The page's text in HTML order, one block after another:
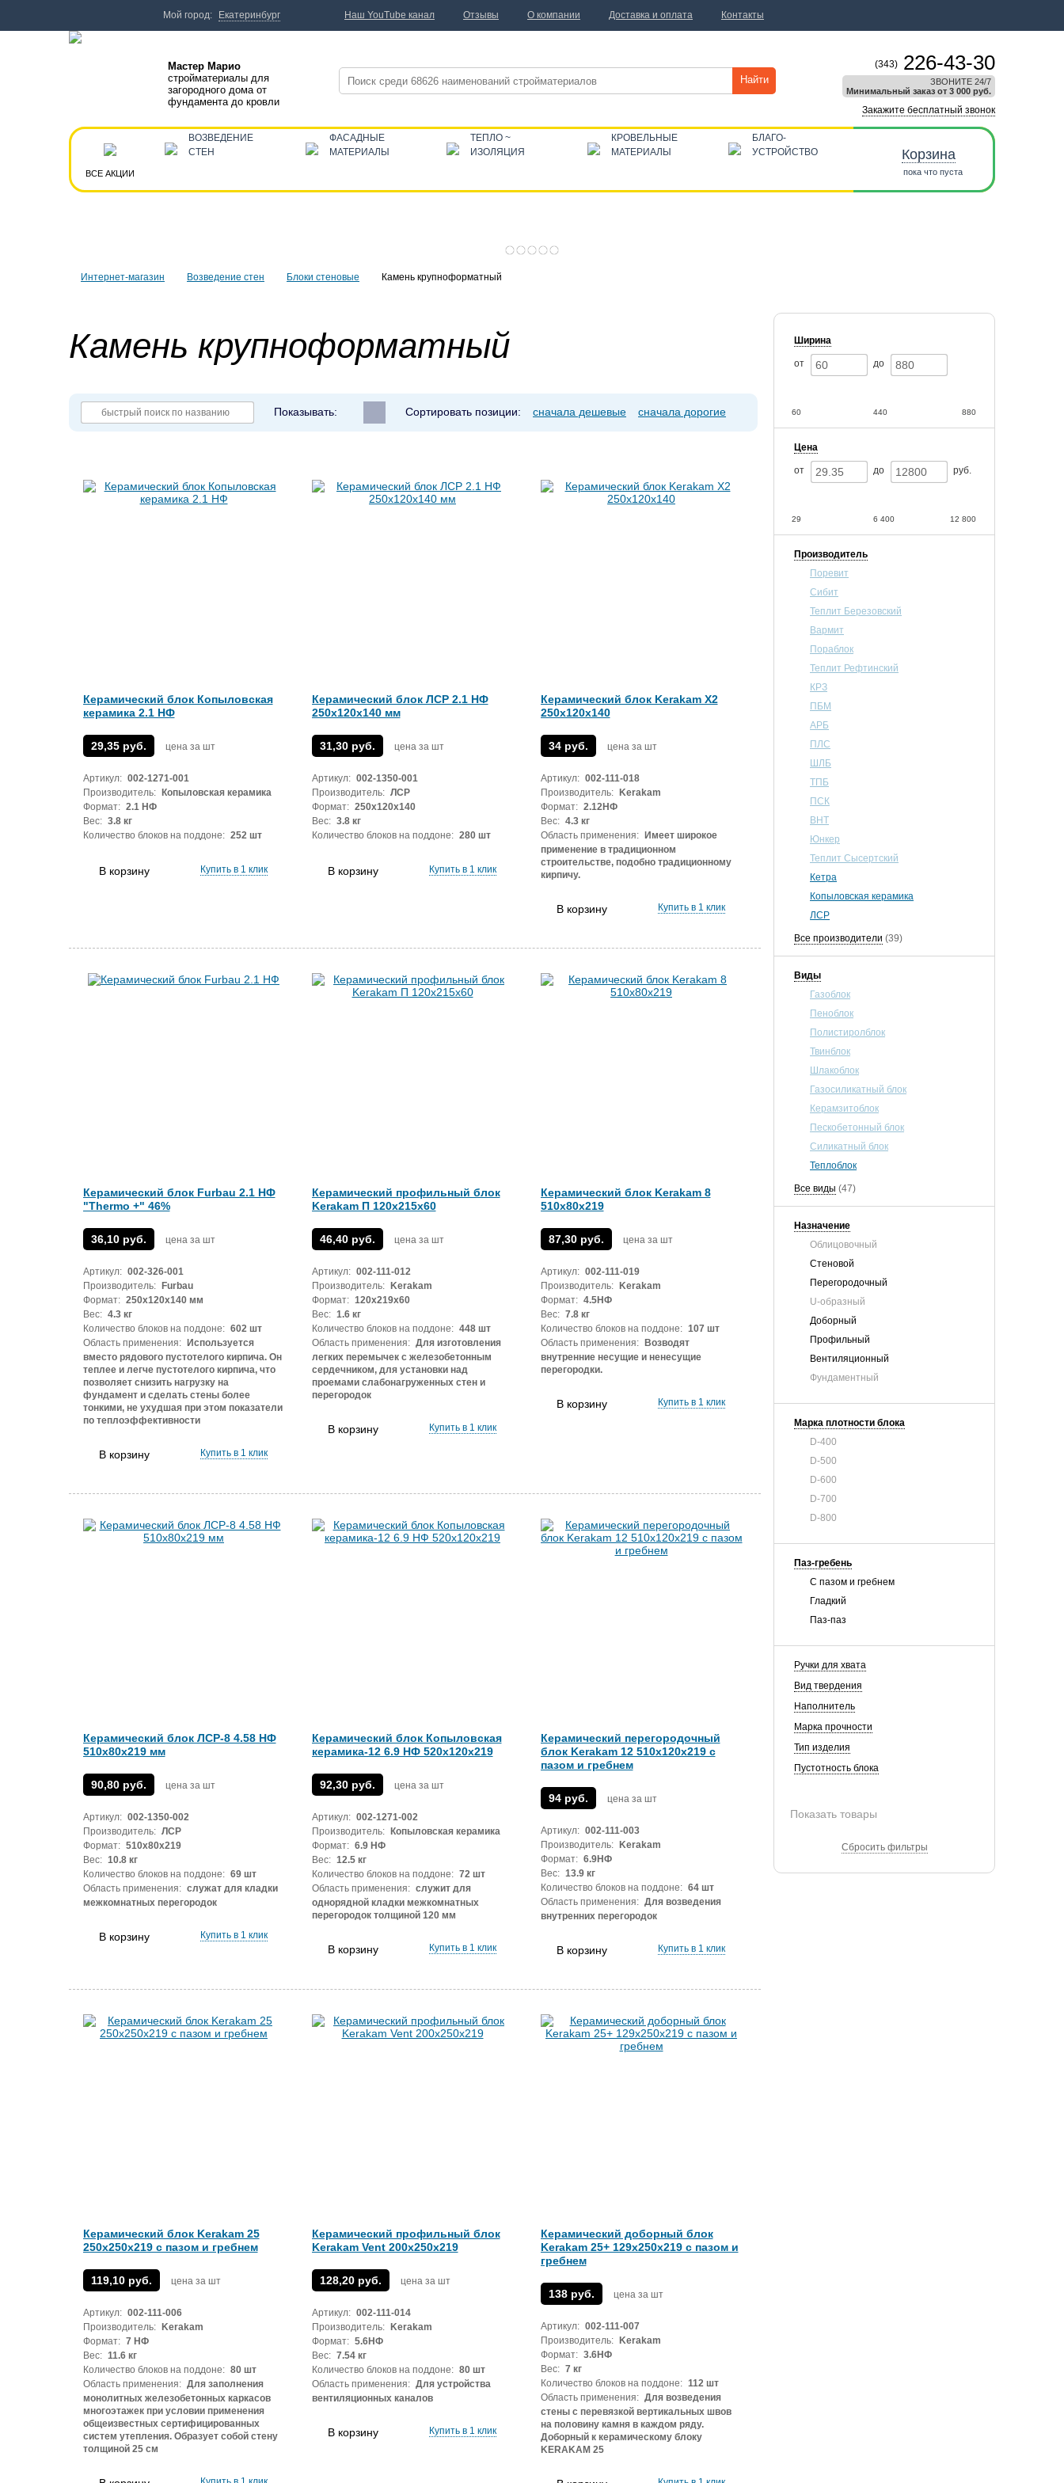
Интернет-магазин Возведение стен Блоки стеновые Камень крупноформатный
Ширина
от до
60 880
440
Цена
от до руб.
29 12 800
6 400
Производитель
Поревит
Сибит
Теплит Березовский
Вармит
Пораблок
Теплит Рефтинский
КРЗ
ПБМ
АРБ
ПЛС
ШЛБ
ТПБ
ПСК
ВНТ
Юнкер
Теплит Сысертский
Кетра
Копыловская керамика
ЛСР
Все производители (39)
Виды
Газоблок
Пеноблок
Полистиролблок
Твинблок
Шлакоблок
Газосиликатный блок
Керамзитоблок
Пескобетонный блок
Силикатный блок
Теплоблок
Все виды (47)
Назначение
Облицовочный
Стеновой
Перегородочный
U-образный
Доборный
Профильный
Вентиляционный
Фундаментный
Марка плотности блока
D-400
D-500
D-600
D-700
D-800
Паз-гребень
С пазом и гребнем
Гладкий
Паз-паз
Ручки для хвата
Вид твердения
Наполнитель
Марка прочности
Тип изделия
Пустотность блока
Показать товары
Сбросить фильтры
Камень крупноформатный
Показывать: Сортировать позиции: сначала дешевые сначала дорогие
Керамический блок Копыловская
керамика 2.1 НФ
29,35 руб. цена за шт
Артикул: 002-1271-001
Производитель:
Копыловская керамика
Формат: 2.1 НФ
Вес: 3.8 кг
Количество блоков на поддоне: 252 шт
В корзину Купить в 1 клик
Керамический блок ЛСР 2.1 НФ
250х120х140 мм
31,30 руб. цена за шт
Артикул: 002-1350-001
Производитель: ЛСР
Формат: 250х120х140
Вес: 3.8 кг
Количество блоков на поддоне: 280 шт
В корзину Купить в 1 клик
Керамический блок Kerakam X2
250x120x140
34 руб. цена за шт
Артикул: 002-111-018
Производитель:
Kerakam
Формат: 2.12НФ
Вес: 4.3 кг
Область применения:
Имеет широкое
применение в традиционном
строительстве, подобно традиционному
кирпичу.
В корзину Купить в 1 клик
Керамический блок Furbau 2.1 НФ
"Thermo +" 46%
36,10 руб. цена за шт
Артикул: 002-326-001
Производитель:
Furbau
Формат: 250х120х140 мм
Вес: 4.3 кг
Количество блоков на поддоне: 602 шт
Область применения:
Используется
вместо рядового пустотелого кирпича. Он
теплее и легче пустотелого кирпича, что
позволяет снизить нагрузку на
фундамент и сделать стены более
тонкими, не ухудшая при этом показатели
по теплоэффективности
В корзину Купить в 1 клик
Керамический профильный блок
Kerakam П 120х215х60
46,40 руб. цена за шт
Артикул: 002-111-012
Производитель:
Kerakam
Формат: 120х219х60
Вес: 1.6 кг
Количество блоков на поддоне: 448 шт
Область применения: Для изготовления
легких перемычек с железобетонным
сердечником, для установки над
проемами слабонагруженных стен и
перегородок
В корзину Купить в 1 клик
Керамический блок Kerakam 8
510x80x219
87,30 руб. цена за шт
Артикул: 002-111-019
Производитель:
Kerakam
Формат: 4.5НФ
Вес: 7.8 кг
Количество блоков на поддоне: 107 шт
Область применения:
Возводят
внутренние несущие и ненесущие
перегородки.
В корзину Купить в 1 клик
Керамический блок ЛСР-8 4.58 НФ
510х80х219 мм
90,80 руб. цена за шт
Артикул: 002-1350-002
Производитель: ЛСР
Формат: 510х80х219
Вес: 10.8 кг
Количество блоков на поддоне: 69 шт
Область применения: служат для кладки
межкомнатных перегородок
В корзину Купить в 1 клик
Керамический блок Копыловская
керамика-12 6.9 НФ 520х120х219
92,30 руб. цена за шт
Артикул: 002-1271-002
Производитель:
Копыловская керамика
Формат: 6.9 НФ
Вес: 12.5 кг
Количество блоков на поддоне: 72 шт
Область применения: служит для
однорядной кладки межкомнатных
перегородок толщиной 120 мм
В корзину Купить в 1 клик
Керамический перегородочный
блок Kerakam 12 510х120х219 с
пазом и гребнем
94 руб. цена за шт
Артикул: 002-111-003
Производитель:
Kerakam
Формат: 6.9НФ
Вес: 13.9 кг
Количество блоков на поддоне: 64 шт
Область применения: Для возведения
внутренних перегородок
В корзину Купить в 1 клик
Керамический блок Kerakam 25
250х250х219 с пазом и гребнем
119,10 руб. цена за шт
Артикул: 002-111-006
Производитель:
Kerakam
Формат: 7 НФ
Вес: 11.6 кг
Количество блоков на поддоне: 80 шт
Область применения: Для заполнения
монолитных железобетонных каркасов
многоэтажек при условии применения
общеизвестных сертифицированных
систем утепления. Образует собой стену
толщиной 25 см
Керамический профильный блок
Kerakam Vent 200х250х219
128,20 руб. цена за шт
Артикул: 002-111-014
Производитель:
Kerakam
Формат: 5.6НФ
Вес: 7.54 кг
Количество блоков на поддоне: 80 шт
Область применения: Для устройства
вентиляционных каналов
В корзину Купить в 1 клик
Керамический доборный блок
Kerakam 25+ 129х250х219 с пазом и
гребнем
138 руб. цена за шт
Артикул: 002-111-007
Производитель:
Kerakam
Формат: 3.6НФ
Вес: 7 кг
Количество блоков на поддоне: 112 шт
Область применения: Для возведения
стены с перевязкой вертикальных швов
на половину камня в каждом ряду.
Доборный к керамическому блоку
KERAKAM 25
Мастер Марио
стройматериалы для
загородного дома от
фундамента до кровли
Найти
(343) 226-43-30
ЗВОНИТЕ 24/7
Минимальный заказ от 3 000 руб.
Закажите бесплатный звонок
ВСЕ АКЦИИ
ВОЗВЕДЕНИЕ
СТЕН
ФАСАДНЫЕ
МАТЕРИАЛЫ
ТЕПЛО ~
ИЗОЛЯЦИЯ
КРОВЕЛЬНЫЕ
МАТЕРИАЛЫ
БЛАГО-
УСТРОЙСТВО
Корзина
пока что пуста
Мой город: Екатеринбург Наш YouTube канал Отзывы О компании Доставка и оплата Контакты